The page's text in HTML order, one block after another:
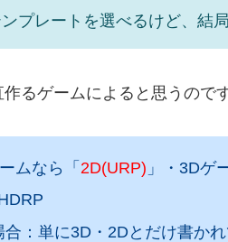
プレートを選べるけど、結
るゲームによると思うので
ムなら「 2D(URP) 」・3Dゲ
：単に3D・2Dとだけ書か